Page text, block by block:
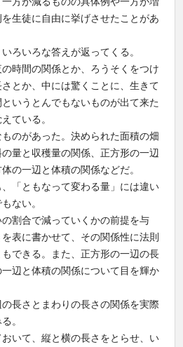
生徒に自由に挙げさせたことがあ
ろいろな答えが返ってくる。
時間の関係とか、ろうそくをつけ
とか、中には驚くことに、生きて
いうとんでもないものが出て来た
ている。
のがあった。決められた面積の畑
量と収穫量の関係、正方形の一辺
の一辺と体積の関係などだ。
「ともなって変わる量」には違い
ない。
割合で減っていくかの前提を与
表に書かせて、その関係性に法則
できる。また、正方形の一辺の長
辺と体積の関係について目を輝か
長さとまわりの長さの関係を実際
。
いて、縦と横の長さをとらせ、い